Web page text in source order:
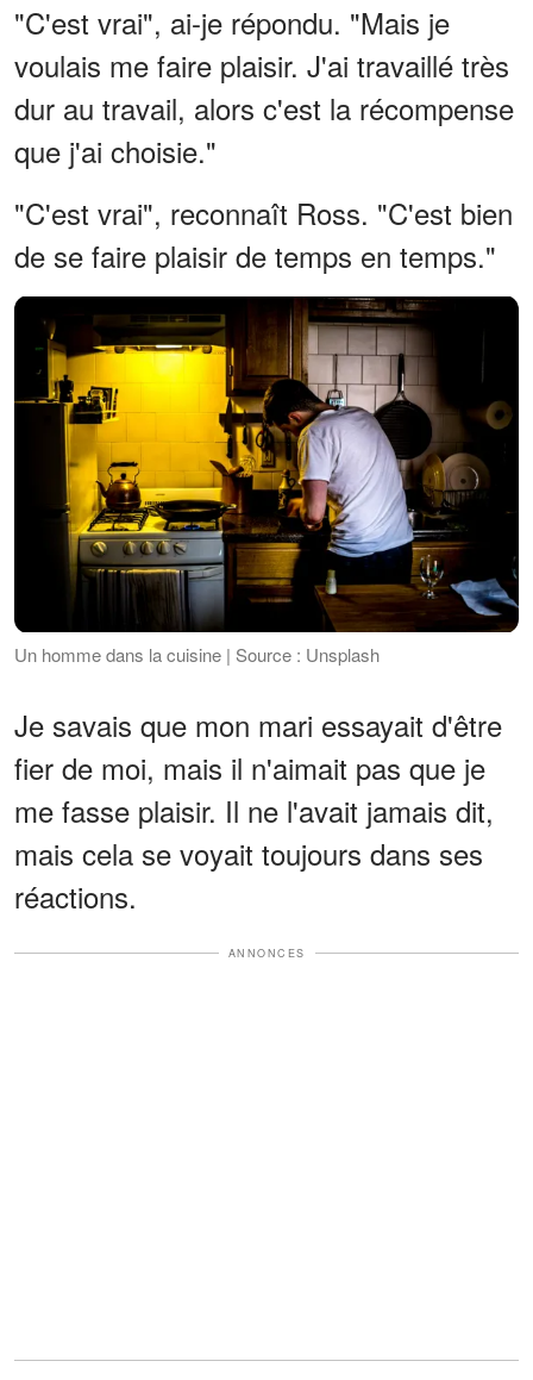
"C'est vrai", ai-je répondu. "Mais je
voulais me faire plaisir. J'ai travaillé très
dur au travail, alors c'est la récompense
que j'ai choisie."
"C'est vrai", reconnaît Ross. "C'est bien
de se faire plaisir de temps en temps."
Un homme dans la cuisine | Source : Unsplash
Je savais que mon mari essayait d'être
fier de moi, mais il n'aimait pas que je
me fasse plaisir. Il ne l'avait jamais dit,
mais cela se voyait toujours dans ses
réactions.
ANNONCES